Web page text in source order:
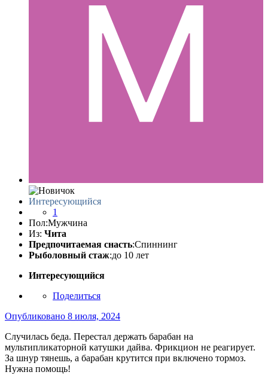
Интересующийся
1
Пол:Мужчина
Из: Чита
Предпочитаемая снасть:Спиннинг
Рыболовный стаж:до 10 лет
Интересующийся
Поделиться
Опубликовано 8 июля, 2024
Случилась беда. Перестал держать барабан на
мультипликаторной катушки дайва. Фрикцион не реагирует.
За шнур тянешь, а барабан крутится при включено тормоз.
Нужна помощь!